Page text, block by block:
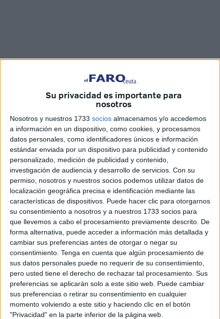
Su privacidad es importante para
nosotros
Nosotros y nuestros 1733 socios almacenamos y/o accedemos
a información en un dispositivo, como cookies, y procesamos
datos personales, como identificadores únicos e información
estándar enviada por un dispositivo para publicidad y contenido
personalizado, medición de publicidad y contenido,
investigación de audiencia y desarrollo de servicios. Con su
permiso, nosotros y nuestros socios podemos utilizar datos de
localización geográfica precisa e identificación mediante las
características de dispositivos. Puede hacer clic para otorgarnos
su consentimiento a nosotros y a nuestros 1733 socios para
que llevemos a cabo el procesamiento previamente descrito. De
forma alternativa, puede acceder a información más detallada y
cambiar sus preferencias antes de otorgar o negar su
consentimiento. Tenga en cuenta que algún procesamiento de
sus datos personales puede no requerir de su consentimiento,
pero usted tiene el derecho de rechazar tal procesamiento. Sus
preferencias se aplicarán solo a este sitio web. Puede cambiar
sus preferencias o retirar su consentimiento en cualquier
momento volviendo a este sitio y haciendo clic en el botón
"Privacidad" en la parte inferior de la página web.
A lo grande. Así ha cerrado el curso elalumnadodelIES
Almina de Ceuta. Los jóvenes han dado carpetazo a sus
respectivasetapas educativas-ESO, Bachillerato y
Formación Profesional- en una gran fiesta de la que ha
sido testigo, al límite de su aforo, elAuditorio de la
Marina.
Allí, muchos de ellos se han congregado junto a sus
familias horas antes de que comenzara siquiera el evento.
Había nervios y mucha ilusión, vestidos y trajes
comprados para la ocasión y horas y horas de manicura y
peluquería para estar radiantes en su gran día.
Poco a poco La Marina se ha ido llenando hasta no caber
ni un alma en el auditorio, que ha puesto al límite su aforo
máximo. Los últimos en llegar optaron por quedarse de
pie, todo por acompañar a los jóvenes en uno de los días